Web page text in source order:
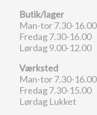
Butik/lager
Man-tor 7.30-16.00
Fredag 7.30-16.00
Lørdag 9.00-12.00
Værksted
Man-tor 7.30-16.00
Fredag 7.30-15.00
Lørdag Lukket